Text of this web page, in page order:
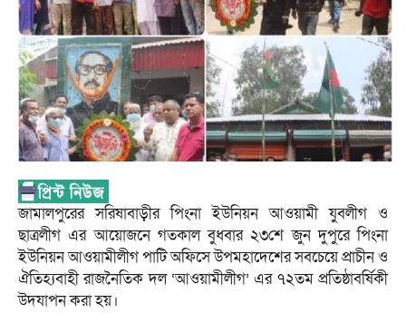
জামালপুরের সরিষাবাড়ীর পিংনা ইউনিয়ন আওয়ামী যুবলীগ ও
ছাত্রলীগ এর আয়োজনে গতকাল বুধবার ২৩শে জুন দুপুরে পিংনা
ইউনিয়ন আওয়ামীলীগ পাটি অফিসে উপমহাদেশের সবচেয়ে প্রাচীন ও
ঐতিহ্যবাহী রাজনৈতিক দল ‘আওয়ামীলীগ’ এর ৭২তম প্রতিষ্ঠাবর্ষিকী
উদযাপন করা হয়।